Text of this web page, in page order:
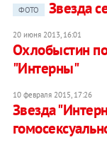
ФОТО
Звезда
20 июня 2013, 16:01
Охлобыстин
"Интерны"
10 февраля 2015, 17:26
Звезда